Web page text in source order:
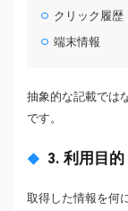
クリック履歴
端末情報
抽象的な記載では
です。
3. 利用目的
取得した情報を何